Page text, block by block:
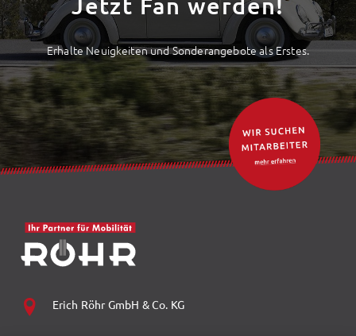
Erhalte Neuigkeiten und Sonderangebote als Erstes.
Erich Röhr GmbH & Co. KG